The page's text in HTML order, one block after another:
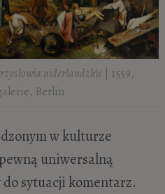
niderlandzkie | 1559,
Berlin
w kulturze
uniwersalną
sytuacji komentarz.